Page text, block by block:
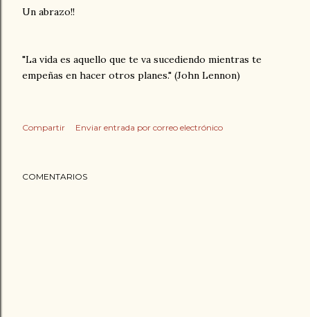
Un abrazo!!
"La vida es aquello que te va sucediendo mientras te
empeñas en hacer otros planes." (John Lennon)
Compartir Enviar entrada por correo electrónico
COMENTARIOS